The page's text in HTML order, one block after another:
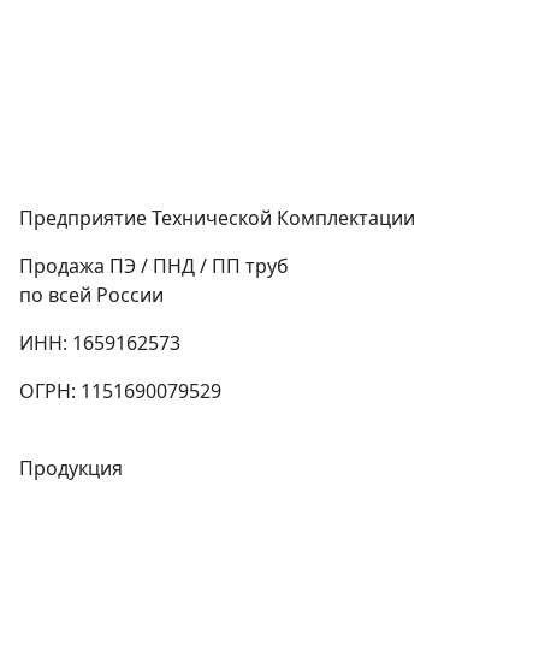
Предприятие Технической Комплектации
Продажа ПЭ / ПНД / ПП труб
по всей России
ИНН: 1659162573
ОГРН: 1151690079529
Продукция